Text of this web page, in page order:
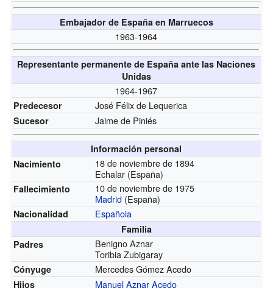
Embajador de España en Marruecos
1963-1964
Representante permanente de España ante las Naciones
Unidas
1964-1967
Predecesor José Félix de Lequerica
Sucesor Jaime de Piniés
Información personal
Nacimiento
18 de noviembre de 1894
Echalar (España)
Fallecimiento
10 de noviembre de 1975
Madrid (España)
Nacionalidad Española
Familia
Padres
Benigno Aznar
Toribia Zubigaray
Cónyuge Mercedes Gómez Acedo
Hijos Manuel Aznar Acedo